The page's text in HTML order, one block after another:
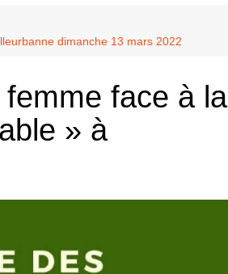
dimanche 13 mars 2022
femme face à la
» à